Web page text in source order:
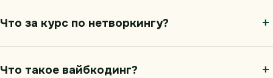
Что за курс по нетворкингу?
Что такое вайбкодинг?